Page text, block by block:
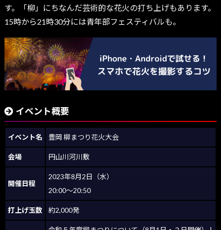
す。「柳」にちなんだ芸術的な花火の打ち上げもあります。
15時から21時30分には青年部フェスティバルも。
イベント概要
イベント名 豊岡 柳まつり花火大会
会場 円山川河川敷
開催日程
2023年8月2日（水）
20:00～20:50
打上げ玉数 約2,000発